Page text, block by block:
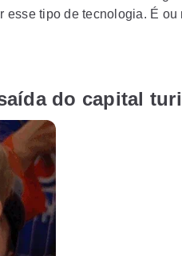
esse tipo de tecnologia. É ou
do capital